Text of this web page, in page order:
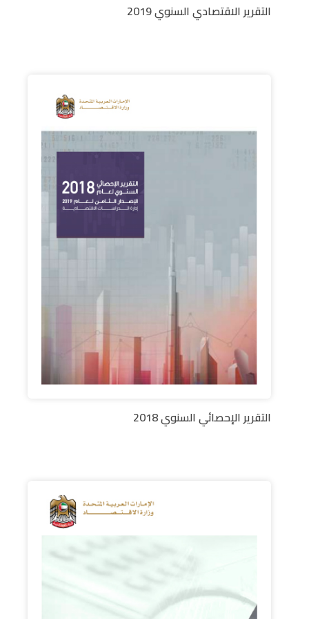
التقرير الاقتصادي السنوي 2019
التقرير الإحصائي السنوي 2018